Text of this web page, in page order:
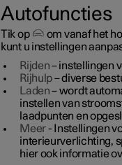
Autofuncties
Tik op
om vanaf het
kunt u instellingen
Rijden– instellingen
Rijhulp– diverse
Laden– wordt
instellen van
laadpunten en
Meer- Instellingen
interieurverlichting,
hier ook informatie